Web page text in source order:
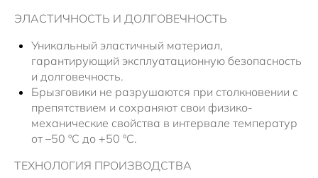
ЭЛАСТИЧНОСТЬ И ДОЛГОВЕЧНОСТЬ
Уникальный эластичный материал,
гарантирующий эксплуатационную безопасность
и долговечность.
Брызговики не разрушаются при столкновении с
препятствием и сохраняют свои физико-
механические свойства в интервале температур
от –50 ºC до +50 ºС.
ТЕХНОЛОГИЯ ПРОИЗВОДСТВА